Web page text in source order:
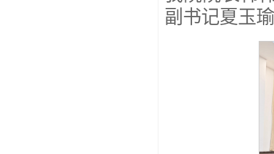
副书记夏玉